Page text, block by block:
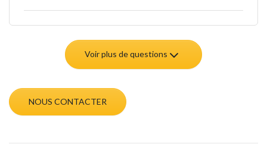
Voir plus de questions
NOUS CONTACTER